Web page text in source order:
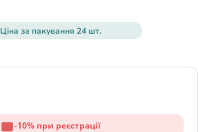
Ціна за пакування 24 шт.
-10% при реєстрації